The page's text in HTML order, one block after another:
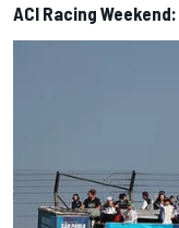
ACI Racing